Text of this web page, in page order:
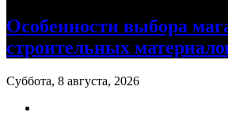
Особенности выбора
строительных
Суббота, 8 августа, 2026